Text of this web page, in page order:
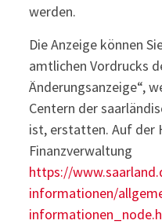
werden.
Die Anzeige können
amtlichen Vordrucks
Änderungsanzeige“,
Centern der
ist, erstatten. Auf der
Finanzverwaltung
https://
informationen/